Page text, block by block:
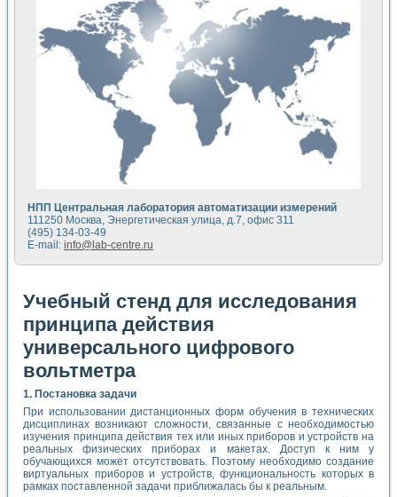
НПП Центральная лаборатория автоматизации измерений
111250 Москва, Энергетическая улица, д.7, офис 311
(495) 134-03-49
E-mail: info@lab-centre.ru
Учебный стенд для исследования
принципа действия
универсального цифрового
вольтметра
1. Постановка задачи
При использовании дистанционных форм обучения в технических
дисциплинах возникают сложности, связанные с необходимостью
изучения принципа действия тех или иных приборов и устройств на
реальных физических приборах и макетах. Доступ к ним у
обучающихся может отсутствовать. Поэтому необходимо создание
виртуальных приборов и устройств, функциональность которых в
рамках поставленной задачи приближалась бы к реальным.